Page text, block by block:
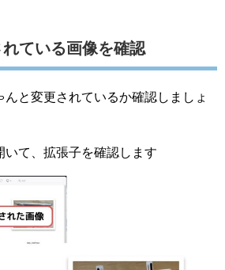
ている画像を確認
と変更されているか確認しましょ
いて、拡張子を確認します